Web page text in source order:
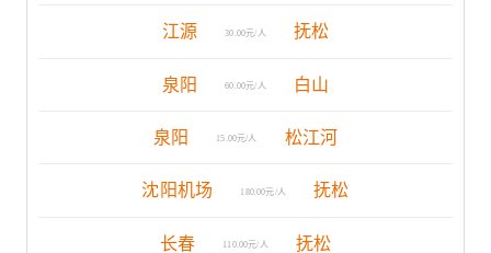
江源 30.00元/人 抚松
泉阳 60.00元/人 白山
泉阳 15.00元/人 松江河
沈阳机场 180.00元/人 抚松
长春 110.00元/人 抚松